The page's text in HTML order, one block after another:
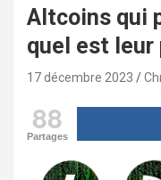
Altcoins qui
quel est leur
17 décembre 2023
88
Partages